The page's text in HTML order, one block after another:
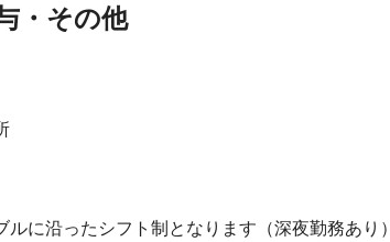
・その他
に沿ったシフト制となります（深夜勤務あり）